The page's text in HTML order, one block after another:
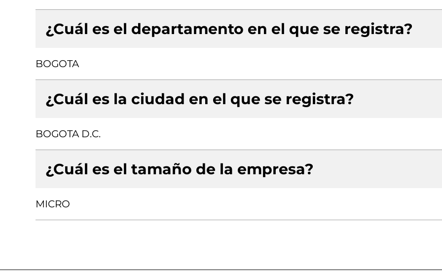
¿Cuál es el departamento en el que se registra?
BOGOTA
¿Cuál es la ciudad en el que se registra?
BOGOTA D.C.
¿Cuál es el tamaño de la empresa?
MICRO